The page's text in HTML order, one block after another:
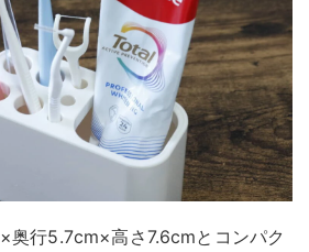
奥行5.7cm×高さ7.6cmとコンパク